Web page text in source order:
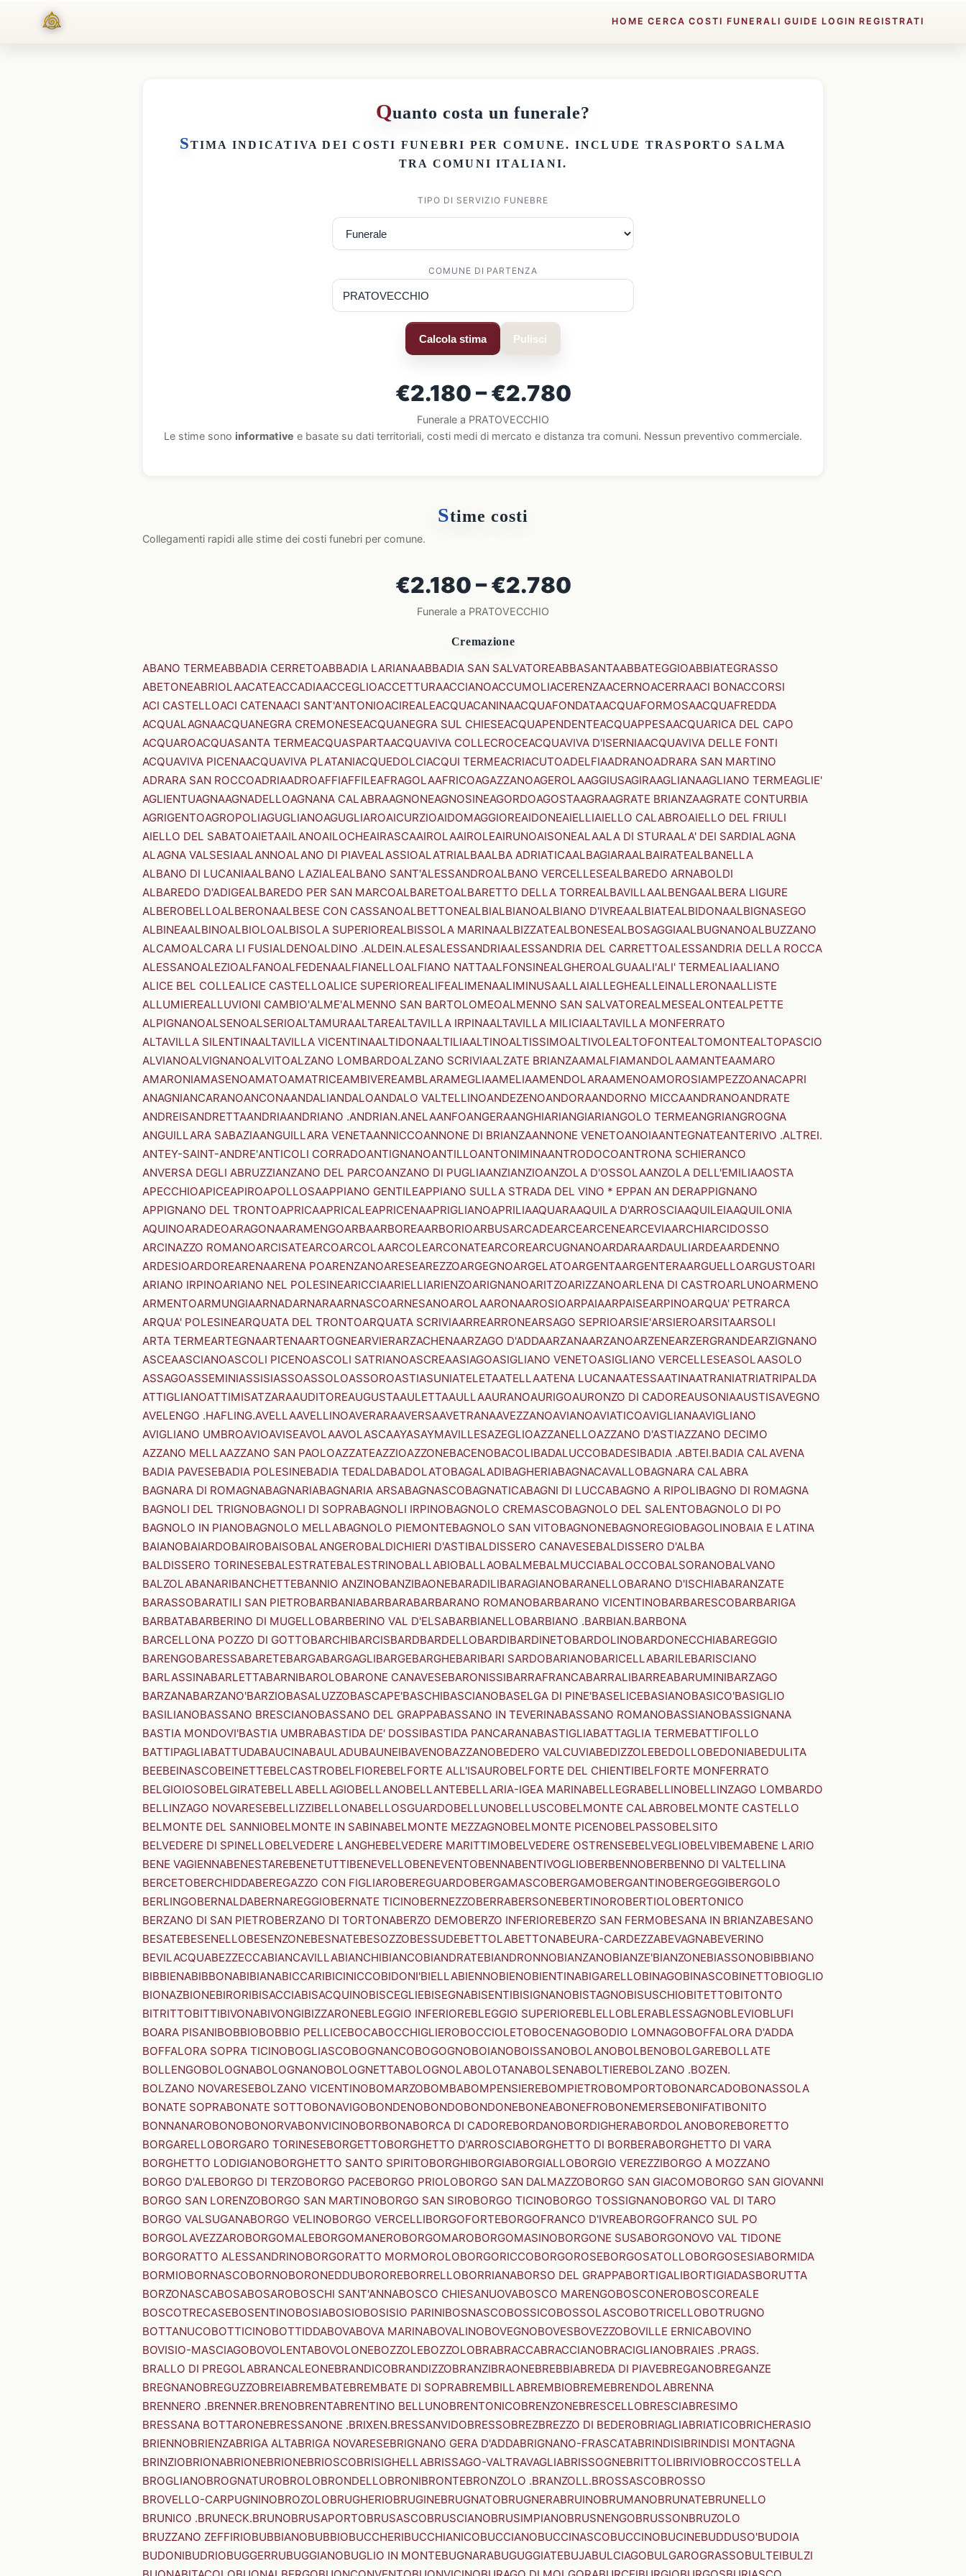
HOME CERCA COSTI FUNERALI GUIDE LOGIN REGISTRATI
Quanto costa un funerale?
STIMA INDICATIVA DEICOSTI FUNEBRI PER COMUNE. INCLUDE TRASPORTO SALMA
TRA COMUNI ITALIANI.
TIPO DI SERVIZIO FUNEBRE
COMUNE DI PARTENZA
Calcola stima Pulisci
€2.180 – €2.780
Funerale a PRATOVECCHIO
Le stime sono informative e basate su dati territoriali, costi medi di mercato e distanza tra comuni. Nessun preventivo commerciale.
Stime costi
Collegamenti rapidi alle stime dei costi funebri per comune.
€2.180 – €2.780
Funerale a PRATOVECCHIO
Cremazione
ABANO TERMEABBADIA CERRETOABBADIA LARIANAABBADIA SAN SALVATOREABBASANTAABBATEGGIOABBIATEGRASSO
ABETONEABRIOLAACATEACCADIAACCEGLIOACCETTURAACCIANOACCUMOLIACERENZAACERNOACERRAACI BONACCORSI
ACI CASTELLOACI CATENAACI SANT'ANTONIOACIREALEACQUACANINAACQUAFONDATAACQUAFORMOSAACQUAFREDDA
ACQUALAGNAACQUANEGRA CREMONESEACQUANEGRA SUL CHIESEACQUAPENDENTEACQUAPPESAACQUARICA DEL CAPO
ACQUAROACQUASANTA TERMEACQUASPARTAACQUAVIVA COLLECROCEACQUAVIVA D'ISERNIAACQUAVIVA DELLE FONTI
ACQUAVIVA PICENAACQUAVIVA PLATANIACQUEDOLCIACQUI TERMEACRIACUTOADELFIAADRANOADRARA SAN MARTINO
ADRARA SAN ROCCOADRIAADROAFFIAFFILEAFRAGOLAAFRICOAGAZZANOAGEROLAAGGIUSAGIRAAGLIANAAGLIANO TERMEAGLIE'
AGLIENTUAGNAAGNADELLOAGNANA CALABRAAGNONEAGNOSINEAGORDOAGOSTAAGRAAGRATE BRIANZAAGRATE CONTURBIA
AGRIGENTOAGROPOLIAGUGLIANOAGUGLIAROAICURZIOAIDOMAGGIOREAIDONEAIELLIAIELLO CALABROAIELLO DEL FRIULI
AIELLO DEL SABATOAIETAAILANOAILOCHEAIRASCAAIROLAAIROLEAIRUNOAISONEALAALA DI STURAALA' DEI SARDIALAGNA
ALAGNA VALSESIAALANNOALANO DI PIAVEALASSIOALATRIALBAALBA ADRIATICAALBAGIARAALBAIRATEALBANELLA
ALBANO DI LUCANIAALBANO LAZIALEALBANO SANT'ALESSANDROALBANO VERCELLESEALBAREDO ARNABOLDI
ALBAREDO D'ADIGEALBAREDO PER SAN MARCOALBARETOALBARETTO DELLA TORREALBAVILLAALBENGAALBERA LIGURE
ALBEROBELLOALBERONAALBESE CON CASSANOALBETTONEALBIALBIANOALBIANO D'IVREAALBIATEALBIDONAALBIGNASEGO
ALBINEAALBINOALBIOLOALBISOLA SUPERIOREALBISSOLA MARINAALBIZZATEALBONESEALBOSAGGIAALBUGNANOALBUZZANO
ALCAMOALCARA LI FUSIALDENOALDINO .ALDEIN.ALESALESSANDRIAALESSANDRIA DEL CARRETTOALESSANDRIA DELLA ROCCA
ALESSANOALEZIOALFANOALFEDENAALFIANELLOALFIANO NATTAALFONSINEALGHEROALGUAALI'ALI' TERMEALIAALIANO
ALICE BEL COLLEALICE CASTELLOALICE SUPERIOREALIFEALIMENAALIMINUSAALLAIALLEGHEALLEINALLERONAALLISTE
ALLUMIEREALLUVIONI CAMBIO'ALME'ALMENNO SAN BARTOLOMEOALMENNO SAN SALVATOREALMESEALONTEALPETTE
ALPIGNANOALSENOALSERIOALTAMURAALTAREALTAVILLA IRPINAALTAVILLA MILICIAALTAVILLA MONFERRATO
ALTAVILLA SILENTINAALTAVILLA VICENTINAALTIDONAALTILIAALTINOALTISSIMOALTIVOLEALTOFONTEALTOMONTEALTOPASCIO
ALVIANOALVIGNANOALVITOALZANO LOMBARDOALZANO SCRIVIAALZATE BRIANZAAMALFIAMANDOLAAMANTEAAMARO
AMARONIAMASENOAMATOAMATRICEAMBIVEREAMBLARAMEGLIAAMELIAAMENDOLARAAMENOAMOROSIAMPEZZOANACAPRI
ANAGNIANCARANOANCONAANDALIANDALOANDALO VALTELLINOANDEZENOANDORAANDORNO MICCAANDRANOANDRATE
ANDREISANDRETTAANDRIAANDRIANO .ANDRIAN.ANELAANFOANGERAANGHIARIANGIARIANGOLO TERMEANGRIANGROGNA
ANGUILLARA SABAZIAANGUILLARA VENETAANNICCOANNONE DI BRIANZAANNONE VENETOANOIAANTEGNATEANTERIVO .ALTREI.
ANTEY-SAINT-ANDRE'ANTICOLI CORRADOANTIGNANOANTILLOANTONIMINAANTRODOCOANTRONA SCHIERANCO
ANVERSA DEGLI ABRUZZIANZANO DEL PARCOANZANO DI PUGLIAANZIANZIOANZOLA D'OSSOLAANZOLA DELL'EMILIAAOSTA
APECCHIOAPICEAPIROAPOLLOSAAPPIANO GENTILEAPPIANO SULLA STRADA DEL VINO * EPPAN AN DERAPPIGNANO
APPIGNANO DEL TRONTOAPRICAAPRICALEAPRICENAAPRIGLIANOAPRILIAAQUARAAQUILA D'ARROSCIAAQUILEIAAQUILONIA
AQUINOARADEOARAGONAARAMENGOARBAARBOREAARBORIOARBUSARCADEARCEARCENEARCEVIAARCHIARCIDOSSO
ARCINAZZO ROMANOARCISATEARCOARCOLAARCOLEARCONATEARCOREARCUGNANOARDARAARDAULIARDEAARDENNO
ARDESIOARDOREARENAARENA POARENZANOARESEAREZZOARGEGNOARGELATOARGENTAARGENTERAARGUELLOARGUSTOARI
ARIANO IRPINOARIANO NEL POLESINEARICCIAARIELLIARIENZOARIGNANOARITZOARIZZANOARLENA DI CASTROARLUNOARMENO
ARMENTOARMUNGIAARNADARNARAARNASCOARNESANOAROLAARONAAROSIOARPAIAARPAISEARPINOARQUA' PETRARCA
ARQUA' POLESINEARQUATA DEL TRONTOARQUATA SCRIVIAARREARRONEARSAGO SEPRIOARSIE'ARSIEROARSITAARSOLI
ARTA TERMEARTEGNAARTENAARTOGNEARVIERARZACHENAARZAGO D'ADDAARZANAARZANOARZENEARZERGRANDEARZIGNANO
ASCEAASCIANOASCOLI PICENOASCOLI SATRIANOASCREAASIAGOASIGLIANO VENETOASIGLIANO VERCELLESEASOLAASOLO
ASSAGOASSEMINIASSISIASSOASSOLOASSOROASTIASUNIATELETAATELLAATENA LUCANAATESSAATINAATRANIATRIATRIPALDA
ATTIGLIANOATTIMISATZARAAUDITOREAUGUSTAAULETTAAULLAAURANOAURIGOAURONZO DI CADOREAUSONIAAUSTISAVEGNO
AVELENGO .HAFLING.AVELLAAVELLINOAVERARAAVERSAAVETRANAAVEZZANOAVIANOAVIATICOAVIGLIANAAVIGLIANO
AVIGLIANO UMBROAVIOAVISEAVOLAAVOLASCAAYASAYMAVILLESAZEGLIOAZZANELLOAZZANO D'ASTIAZZANO DECIMO
AZZANO MELLAAZZANO SAN PAOLOAZZATEAZZIOAZZONEBACENOBACOLIBADALUCCOBADESIBADIA .ABTEI.BADIA CALAVENA
BADIA PAVESEBADIA POLESINEBADIA TEDALDABADOLATOBAGALADIBAGHERIABAGNACAVALLOBAGNARA CALABRA
BAGNARA DI ROMAGNABAGNARIABAGNARIA ARSABAGNASCOBAGNATICABAGNI DI LUCCABAGNO A RIPOLIBAGNO DI ROMAGNA
BAGNOLI DEL TRIGNOBAGNOLI DI SOPRABAGNOLI IRPINOBAGNOLO CREMASCOBAGNOLO DEL SALENTOBAGNOLO DI PO
BAGNOLO IN PIANOBAGNOLO MELLABAGNOLO PIEMONTEBAGNOLO SAN VITOBAGNONEBAGNOREGIOBAGOLINOBAIA E LATINA
BAIANOBAIARDOBAIROBAISOBALANGEROBALDICHIERI D'ASTIBALDISSERO CANAVESEBALDISSERO D'ALBA
BALDISSERO TORINESEBALESTRATEBALESTRINOBALLABIOBALLAOBALMEBALMUCCIABALOCCOBALSORANOBALVANO
BALZOLABANARIBANCHETTEBANNIO ANZINOBANZIBAONEBARADILIBARAGIANOBARANELLOBARANO D'ISCHIABARANZATE
BARASSOBARATILI SAN PIETROBARBANIABARBARABARBARANO ROMANOBARBARANO VICENTINOBARBARESCOBARBARIGA
BARBATABARBERINO DI MUGELLOBARBERINO VAL D'ELSABARBIANELLOBARBIANO .BARBIAN.BARBONA
BARCELLONA POZZO DI GOTTOBARCHIBARCISBARDBARDELLOBARDIBARDINETOBARDOLINOBARDONECCHIABAREGGIO
BARENGOBARESSABARETEBARGABARGAGLIBARGEBARGHEBARIBARI SARDOBARIANOBARICELLABARILEBARISCIANO
BARLASSINABARLETTABARNIBAROLOBARONE CANAVESEBARONISSIBARRAFRANCABARRALIBARREABARUMINIBARZAGO
BARZANABARZANO'BARZIOBASALUZZOBASCAPE'BASCHIBASCIANOBASELGA DI PINE'BASELICEBASIANOBASICO'BASIGLIO
BASILIANOBASSANO BRESCIANOBASSANO DEL GRAPPABASSANO IN TEVERINABASSANO ROMANOBASSIANOBASSIGNANA
BASTIA MONDOVI'BASTIA UMBRABASTIDA DE' DOSSIBASTIDA PANCARANABASTIGLIABATTAGLIA TERMEBATTIFOLLO
BATTIPAGLIABATTUDABAUCINABAULADUBAUNEIBAVENOBAZZANOBEDERO VALCUVIABEDIZZOLEBEDOLLOBEDONIABEDULITA
BEEBEINASCOBEINETTEBELCASTROBELFIOREBELFORTE ALL'ISAUROBELFORTE DEL CHIENTIBELFORTE MONFERRATO
BELGIOIOSOBELGIRATEBELLABELLAGIOBELLANOBELLANTEBELLARIA-IGEA MARINABELLEGRABELLINOBELLINZAGO LOMBARDO
BELLINZAGO NOVARESEBELLIZZIBELLONABELLOSGUARDOBELLUNOBELLUSCOBELMONTE CALABROBELMONTE CASTELLO
BELMONTE DEL SANNIOBELMONTE IN SABINABELMONTE MEZZAGNOBELMONTE PICENOBELPASSOBELSITO
BELVEDERE DI SPINELLOBELVEDERE LANGHEBELVEDERE MARITTIMOBELVEDERE OSTRENSEBELVEGLIOBELVIBEMABENE LARIO
BENE VAGIENNABENESTAREBENETUTTIBENEVELLOBENEVENTOBENNABENTIVOGLIOBERBENNOBERBENNO DI VALTELLINA
BERCETOBERCHIDDABEREGAZZO CON FIGLIAROBEREGUARDOBERGAMASCOBERGAMOBERGANTINOBERGEGGIBERGOLO
BERLINGOBERNALDABERNAREGGIOBERNATE TICINOBERNEZZOBERRABERSONEBERTINOROBERTIOLOBERTONICO
BERZANO DI SAN PIETROBERZANO DI TORTONABERZO DEMOBERZO INFERIOREBERZO SAN FERMOBESANA IN BRIANZABESANO
BESATEBESENELLOBESENZONEBESNATEBESOZZOBESSUDEBETTOLABETTONABEURA-CARDEZZABEVAGNABEVERINO
BEVILACQUABEZZECCABIANCAVILLABIANCHIBIANCOBIANDRATEBIANDRONNOBIANZANOBIANZE'BIANZONEBIASSONOBIBBIANO
BIBBIENABIBBONABIBIANABICCARIBICINICCOBIDONI'BIELLABIENNOBIENOBIENTINABIGARELLOBINAGOBINASCOBINETTOBIOGLIO
BIONAZBIONEBIRORIBISACCIABISACQUINOBISCEGLIEBISEGNABISENTIBISIGNANOBISTAGNOBISUSCHIOBITETTOBITONTO
BITRITTOBITTIBIVONABIVONGIBIZZARONEBLEGGIO INFERIOREBLEGGIO SUPERIOREBLELLOBLERABLESSAGNOBLEVIOBLUFI
BOARA PISANIBOBBIOBOBBIO PELLICEBOCABOCCHIGLIEROBOCCIOLETOBOCENAGOBODIO LOMNAGOBOFFALORA D'ADDA
BOFFALORA SOPRA TICINOBOGLIASCOBOGNANCOBOGOGNOBOIANOBOISSANOBOLANOBOLBENOBOLGAREBOLLATE
BOLLENGOBOLOGNABOLOGNANOBOLOGNETTABOLOGNOLABOLOTANABOLSENABOLTIEREBOLZANO .BOZEN.
BOLZANO NOVARESEBOLZANO VICENTINOBOMARZOBOMBABOMPENSIEREBOMPIETROBOMPORTOBONARCADOBONASSOLA
BONATE SOPRABONATE SOTTOBONAVIGOBONDENOBONDOBONDONEBONEABONEFROBONEMERSEBONIFATIBONITO
BONNANAROBONOBONORVABONVICINOBORBONABORCA DI CADOREBORDANOBORDIGHERABORDOLANOBOREBORETTO
BORGARELLOBORGARO TORINESEBORGETTOBORGHETTO D'ARROSCIABORGHETTO DI BORBERABORGHETTO DI VARA
BORGHETTO LODIGIANOBORGHETTO SANTO SPIRITOBORGHIBORGIABORGIALLOBORGIO VEREZZIBORGO A MOZZANO
BORGO D'ALEBORGO DI TERZOBORGO PACEBORGO PRIOLOBORGO SAN DALMAZZOBORGO SAN GIACOMOBORGO SAN GIOVANNI
BORGO SAN LORENZOBORGO SAN MARTINOBORGO SAN SIROBORGO TICINOBORGO TOSSIGNANOBORGO VAL DI TARO
BORGO VALSUGANABORGO VELINOBORGO VERCELLIBORGOFORTEBORGOFRANCO D'IVREABORGOFRANCO SUL PO
BORGOLAVEZZAROBORGOMALEBORGOMANEROBORGOMAROBORGOMASINOBORGONE SUSABORGONOVO VAL TIDONE
BORGORATTO ALESSANDRINOBORGORATTO MORMOROLOBORGORICCOBORGOROSEBORGOSATOLLOBORGOSESIABORMIDA
BORMIOBORNASCOBORNOBORONEDDUBOROREBORRELLOBORRIANABORSO DEL GRAPPABORTIGALIBORTIGIADASBORUTTA
BORZONASCABOSABOSAROBOSCHI SANT'ANNABOSCO CHIESANUOVABOSCO MARENGOBOSCONEROBOSCOREALE
BOSCOTRECASEBOSENTINOBOSIABOSIOBOSISIO PARINIBOSNASCOBOSSICOBOSSOLASCOBOTRICELLOBOTRUGNO
BOTTANUCOBOTTICINOBOTTIDDABOVABOVA MARINABOVALINOBOVEGNOBOVESBOVEZZOBOVILLE ERNICABOVINO
BOVISIO-MASCIAGOBOVOLENTABOVOLONEBOZZOLEBOZZOLOBRABRACCABRACCIANOBRACIGLIANOBRAIES .PRAGS.
BRALLO DI PREGOLABRANCALEONEBRANDICOBRANDIZZOBRANZIBRAONEBREBBIABREDA DI PIAVEBREGANOBREGANZE
BREGNANOBREGUZZOBREIABREMBATEBREMBATE DI SOPRABREMBILLABREMBIOBREMEBRENDOLABRENNA
BRENNERO .BRENNER.BRENOBRENTABRENTINO BELLUNOBRENTONICOBRENZONEBRESCELLOBRESCIABRESIMO
BRESSANA BOTTARONEBRESSANONE .BRIXEN.BRESSANVIDOBRESSOBREZBREZZO DI BEDEROBRIAGLIABRIATICOBRICHERASIO
BRIENNOBRIENZABRIGA ALTABRIGA NOVARESEBRIGNANO GERA D'ADDABRIGNANO-FRASCATABRINDISIBRINDISI MONTAGNA
BRINZIOBRIONABRIONEBRIONEBRIOSCOBRISIGHELLABRISSAGO-VALTRAVAGLIABRISSOGNEBRITTOLIBRIVIOBROCCOSTELLA
BROGLIANOBROGNATUROBROLOBRONDELLOBRONIBRONTEBRONZOLO .BRANZOLL.BROSSASCOBROSSO
BROVELLO-CARPUGNINOBROZOLOBRUGHERIOBRUGINEBRUGNATOBRUGNERABRUINOBRUMANOBRUNATEBRUNELLO
BRUNICO .BRUNECK.BRUNOBRUSAPORTOBRUSASCOBRUSCIANOBRUSIMPIANOBRUSNENGOBRUSSONBRUZOLO
BRUZZANO ZEFFIRIOBUBBIANOBUBBIOBUCCHERIBUCCHIANICOBUCCIANOBUCCINASCOBUCCINOBUCINEBUDDUSO'BUDOIA
BUDONIBUDRIOBUGGERRUBUGGIANOBUGLIO IN MONTEBUGNARABUGUGGIATEBUJABULCIAGOBULGAROGRASSOBULTEIBULZI